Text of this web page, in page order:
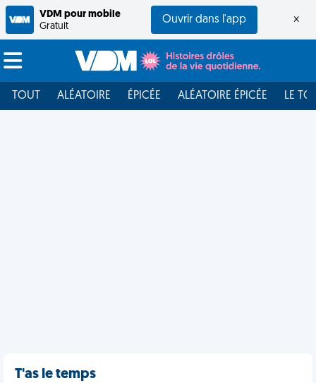
VDM pour mobile
Gratuit
Ouvrir dans l'app ×
TOUT ALÉATOIRE ÉPICÉE ALÉATOIRE ÉPICÉE LE
T'as le temps